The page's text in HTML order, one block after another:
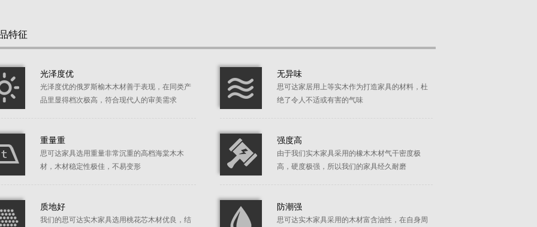
特征
光泽度优
光泽度优的俄罗斯榆木木材善于表现，在同类产
品里显得档次极高，符合现代人的审美需求
无异味
思可达家居用上等实木作为打造家具的材料，杜
绝了令人不适或有害的气味
重量重
思可达家具选用重量非常沉重的高档海棠木木
材，木材稳定性极佳，不易变形
强度高
由于我们实木家具采用的橡木木材气干密度极
高，硬度极强，所以我们的家具经久耐磨
质地好
我们的思可达实木家具选用桃花芯木材优良，结
防潮强
思可达实木家具采用的木材富含油性，在自身周